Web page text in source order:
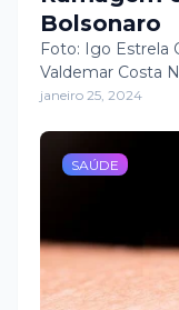
Bolsonaro
Foto: Igo Estrela
Valdemar Costa
janeiro 25, 2024
SAÚDE